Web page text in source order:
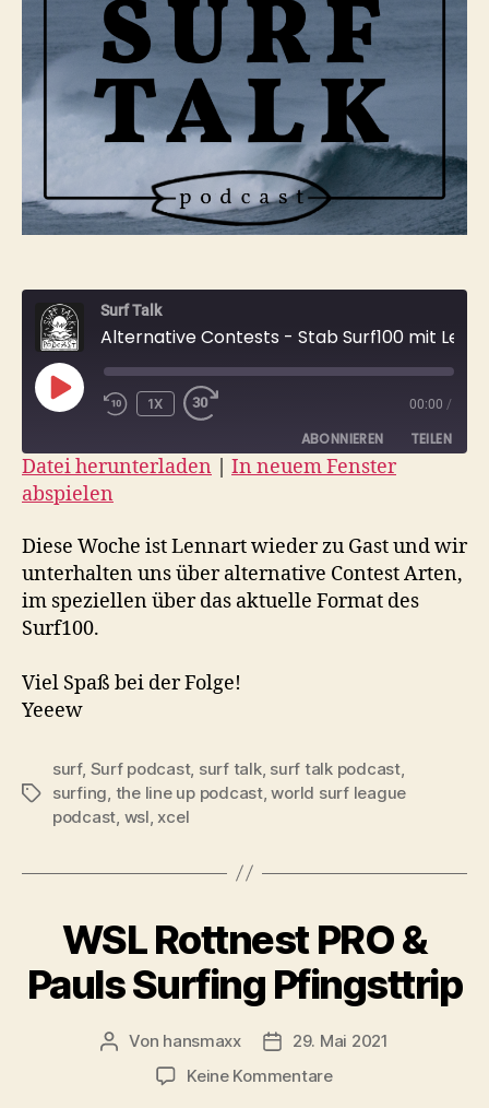
Surf Talk
PLAY
EPISODE
1X 00:00 /
ABONNIEREN TEILEN
TEILEN
LINK
Datei herunterladen
In neuem Fenster
abspielen
Diese Woche ist Lennart wieder zu Gast und wir
unterhalten uns über alternative Contest Arten,
im speziellen über das aktuelle Format des
Surf100.
Viel Spaß bei der Folge!
Yeeew
Schlagwörter
surf, Surf podcast, surf talk, surf talk podcast,
surfing the line up podcast,world surf league
podcast wsl xcel
WSL Rottnest PRO &
Pauls Surfing Pfingsttrip
Beitragsautor
Von hansmaxx Beitragsdatum
29. Mai 2021
Keine Kommentarezu